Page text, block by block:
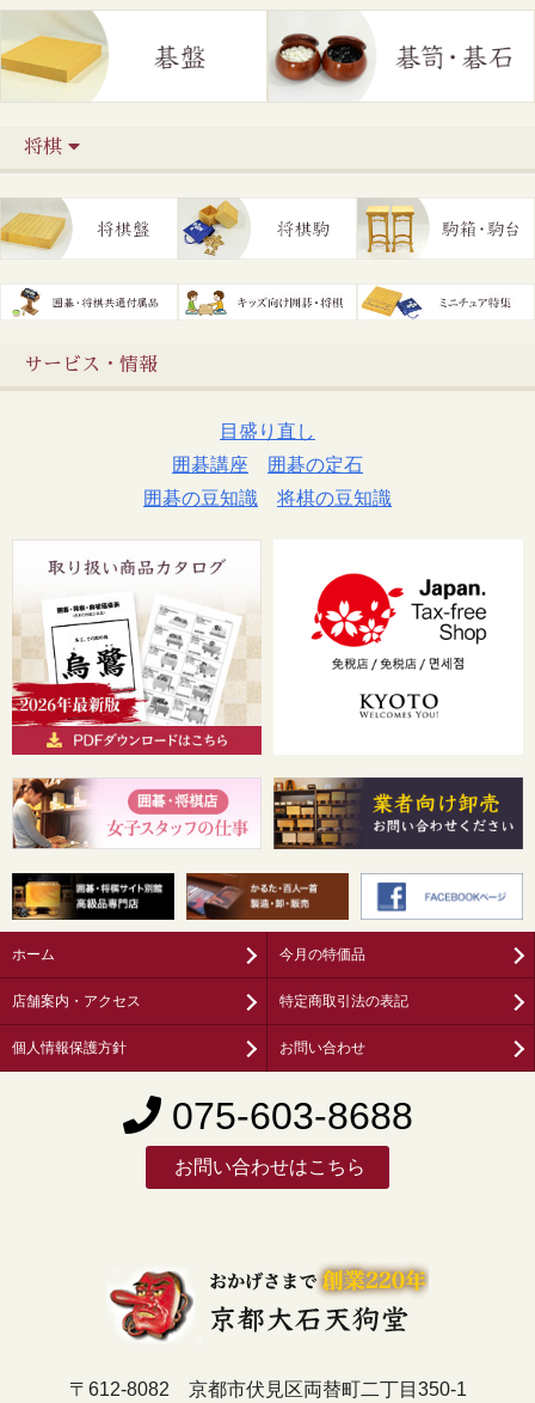
将棋
サービス・情報
目盛り直し
囲碁講座
囲碁の定石
囲碁の豆知識
将棋の豆知識
ホーム 今月の特価品
店舗案内・アクセス 特定商取引法の表記
個人情報保護方針 お問い合わせ
075-603-8688
お問い合わせはこちら
〒612-8082 京都市伏見区両替町二丁目350-1